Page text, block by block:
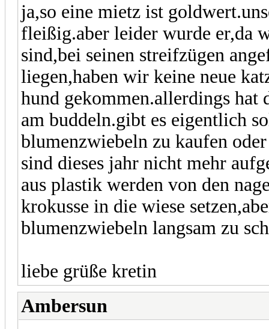
ja,so eine mietz ist
fleißig.aber leider wurde er,da
sind,bei seinen streifzügen
liegen,haben wir keine neue
hund gekommen.allerdings hat
am buddeln.gibt es eigentlich
blumenzwiebeln zu kaufen
sind dieses jahr nicht mehr
aus plastik werden von den
krokusse in die wiese
blumenzwiebeln langsam zu
liebe grüße kretin
Ambersun